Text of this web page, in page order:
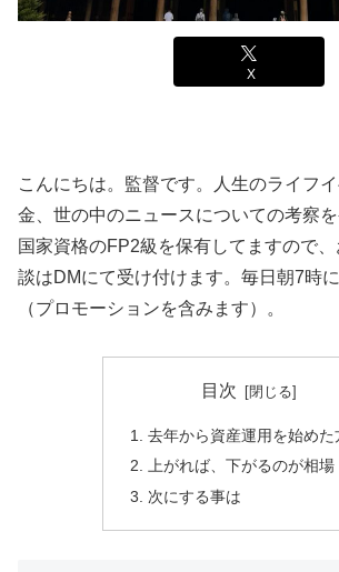
X
こんにちは。監督です。人生のライフ
金、世の中のニュースについての考察を
国家資格のFP2級を保有してますので
談はDMにて受け付けます。毎日朝7時
（プロモーションを含みます）。
目次
去年から資産運用を始めた
上がれば、下がるのが相場
次にする事は